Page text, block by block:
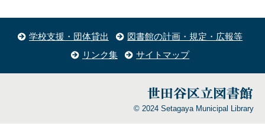
学校支援・団体貸出
図書館の計画・規定・広報等
リンク集
サイトマップ
© 2024 Setagaya Municipal Library